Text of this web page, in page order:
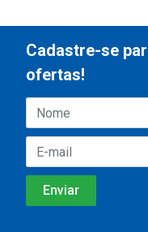
Cadastre-se
ofertas!